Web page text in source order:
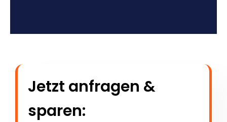
Jetzt anfragen &
sparen: